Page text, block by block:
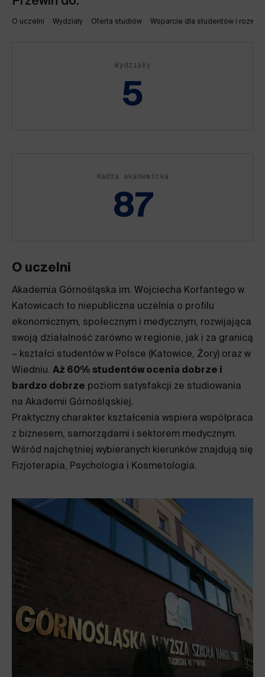
O uczelni Wydziały Oferta studiów Wsparcie dla studentów i rozwój
Wydziały
5
Kadra akademicka
87
O uczelni
Akademia Górnośląska im. Wojciecha Korfantego w
Katowicach to niepubliczna uczelnia o profilu
ekonomicznym, społecznym i medycznym, rozwijająca
swoją działalność zarówno w regionie, jak i za granicą
– kształci studentów w Polsce (Katowice, Żory) oraz w
Wiedniu. Aż 60% studentów ocenia dobrze i
bardzo dobrze poziom satysfakcji ze studiowania
na Akademii Górnośląskiej.
Praktyczny charakter kształcenia wspiera współpraca
z biznesem, samorządami i sektorem medycznym.
Wśród najchętniej wybieranych kierunków znajdują się
Fizjoterapia, Psychologia i Kosmetologia.